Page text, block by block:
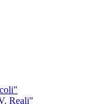
Reali"